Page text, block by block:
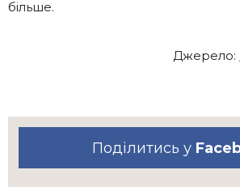
більше.
Джерело:
Поділитись у